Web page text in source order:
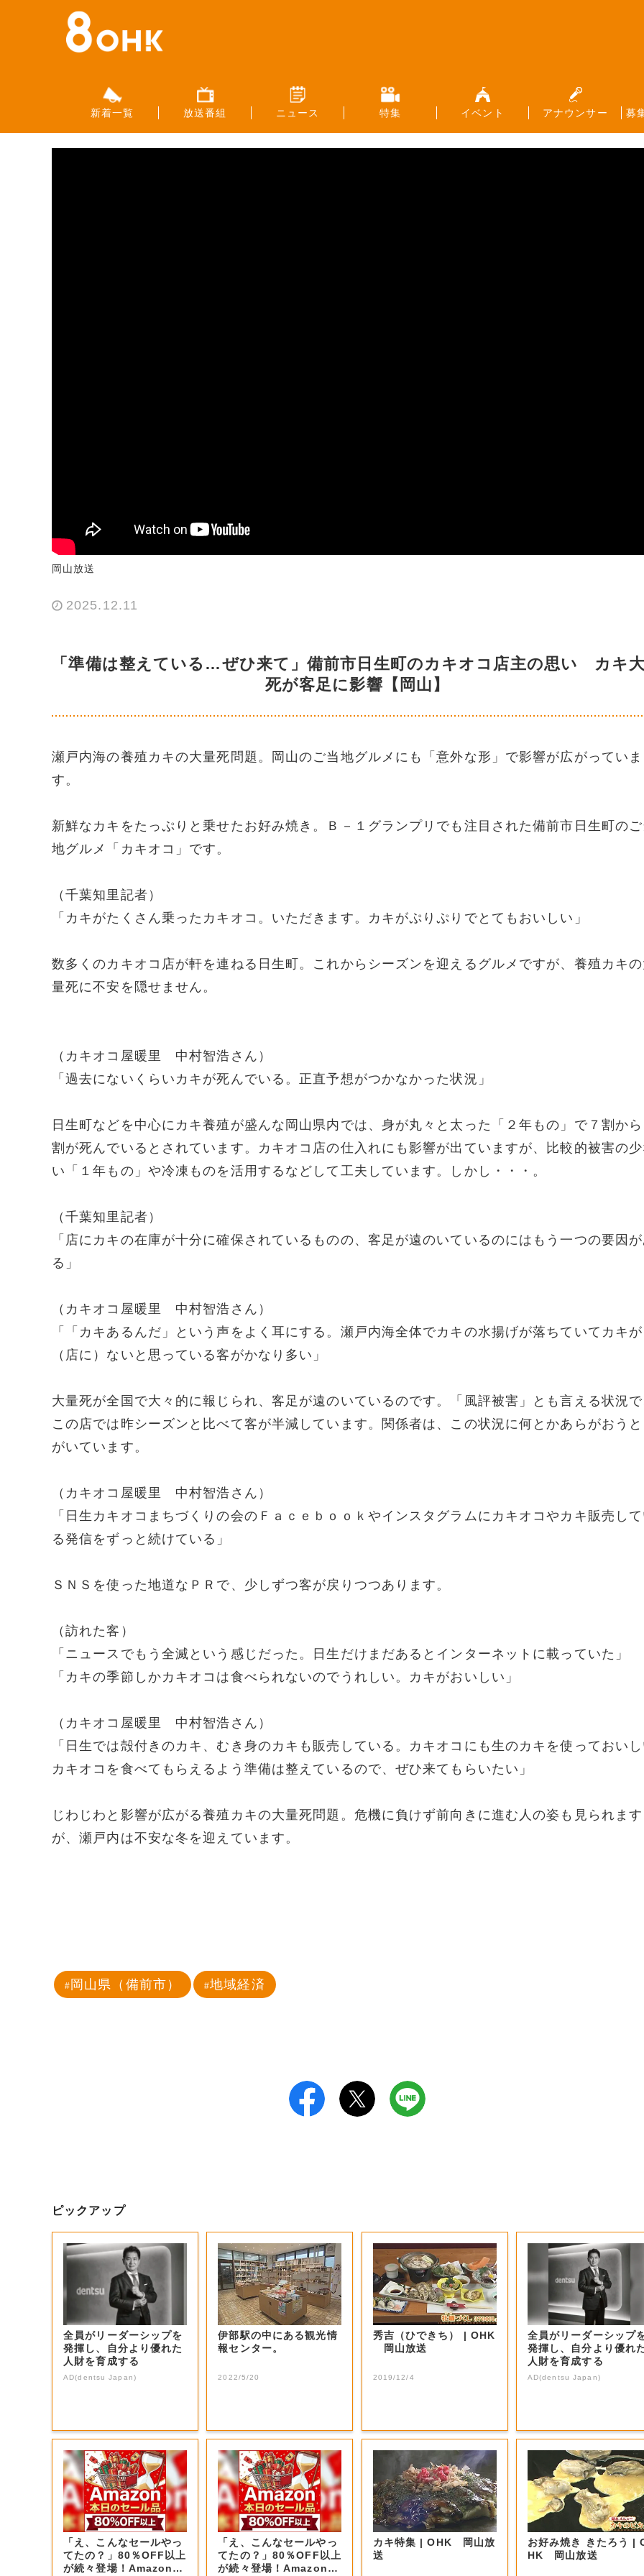
新着一覧 放送番組 ニュース 特集 イベント アナウンサー 募
岡山放送
2025.12.11
「準備は整えている…ぜひ来て」備前市日生町のカキオコ店主の思い カキ
死が客足に影響【岡山】
瀬戸内海の養殖カキの大量死問題。岡山のご当地グルメにも「意外な形」で影響が広がっていま
す。
新鮮なカキをたっぷりと乗せたお好み焼き。Ｂ－１グランプリでも注目された備前市日生町の
地グルメ「カキオコ」です。
（千葉知里記者）
「カキがたくさん乗ったカキオコ。いただきます。カキがぷりぷりでとてもおいしい」
数多くのカキオコ店が軒を連ねる日生町。これからシーズンを迎えるグルメですが、養殖カキ
量死に不安を隠せません。
（カキオコ屋暖里 中村智浩さん）
「過去にないくらいカキが死んでいる。正直予想がつかなかった状況」
日生町などを中心にカキ養殖が盛んな岡山県内では、身が丸々と太った「２年もの」で７割か
割が死んでいるとされています。カキオコ店の仕入れにも影響が出ていますが、比較的被害の
い「１年もの」や冷凍ものを活用するなどして工夫しています。しかし・・・。
（千葉知里記者）
「店にカキの在庫が十分に確保されているものの、客足が遠のいているのにはもう一つの要因
る」
（カキオコ屋暖里 中村智浩さん）
「「カキあるんだ」という声をよく耳にする。瀬戸内海全体でカキの水揚げが落ちていてカキが
（店に）ないと思っている客がかなり多い」
大量死が全国で大々的に報じられ、客足が遠のいているのです。「風評被害」とも言える状況
この店では昨シーズンと比べて客が半減しています。関係者は、この状況に何とかあらがおう
がいています。
（カキオコ屋暖里 中村智浩さん）
「日生カキオコまちづくりの会のＦａｃｅｂｏｏｋやインスタグラムにカキオコやカキ販売し
る発信をずっと続けている」
ＳＮＳを使った地道なＰＲで、少しずつ客が戻りつつあります。
（訪れた客）
「ニュースでもう全滅という感じだった。日生だけまだあるとインターネットに載っていた」
「カキの季節しかカキオコは食べられないのでうれしい。カキがおいしい」
（カキオコ屋暖里 中村智浩さん）
「日生では殻付きのカキ、むき身のカキも販売している。カキオコにも生のカキを使っておい
カキオコを食べてもらえるよう準備は整えているので、ぜひ来てもらいたい」
じわじわと影響が広がる養殖カキの大量死問題。危機に負けず前向きに進む人の姿も見られます
が、瀬戸内は不安な冬を迎えています。
岡山県（備前市） 地域経済
ピックアップ
全員がリーダーシップを
発揮し、自分より優れた
人財を育成する
AD(dentsu Japan)
伊部駅の中にある観光情
報センター。
2022/5/20
秀吉（ひできち） | OHK
岡山放送
2019/12/4
全員がリーダーシップ
発揮し、自分より優れ
人財を育成する
AD(dentsu Japan)
「え、こんなセールやっ
てたの？」80％OFF以上
が続々登場！Amazonの
「え、こんなセールやっ
てたの？」80％OFF以上
が続々登場！Amazonの
カキ特集 | OHK 岡山放
送
お好み焼き きたろう | O
HK 岡山放送